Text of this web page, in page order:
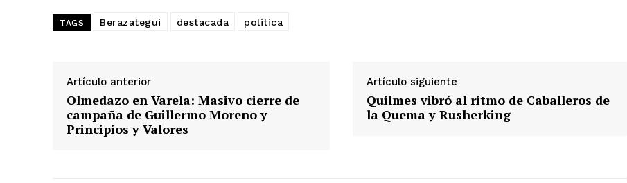
TAGS Berazategui destacada politica
Artículo anterior
Olmedazo en Varela: Masivo cierre de
campaña de Guillermo Moreno y
Principios y Valores
Artículo siguiente
Quilmes vibró al ritmo de Caballeros de
la Quema y Rusherking